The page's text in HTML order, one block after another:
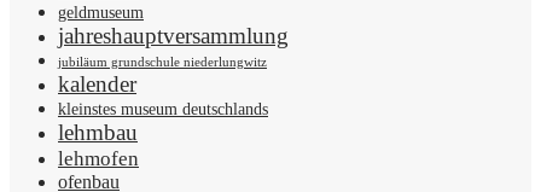
geldmuseum
jahreshauptversammlung
jubiläum grundschule niederlungwitz
kalender
kleinstes museum deutschlands
lehmbau
lehmofen
ofenbau